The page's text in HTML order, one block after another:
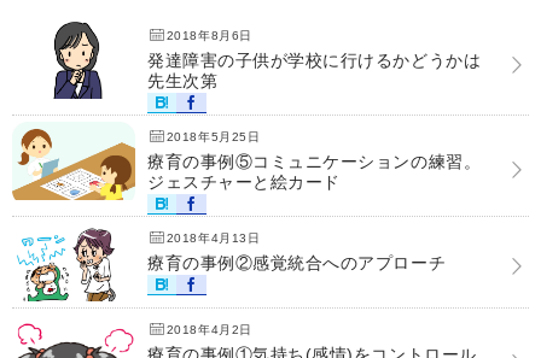
2018年8月6日
発達障害の子供が学校に行けるかどうかは
先生次第
2018年5月25日
療育の事例⑤コミュニケーションの練習。
ジェスチャーと絵カード
2018年4月13日
療育の事例②感覚統合へのアプローチ
2018年4月2日